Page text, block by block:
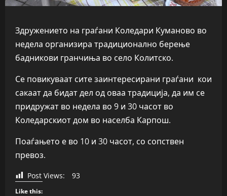
Здружението на граѓани Коледари Куманово во
недела организира традиционално берење
бадникови гранчиња во село Колитско.
Се повикуваат сите заинтересирани граѓани кои
сакаат да бидат дел од оваа традиција, да им се
придружат во недела во 9 и 30 часот во
Коледарскиот дом во населба Карпош.
Поаѓањето е во 10 и 30 часот, со сопствен
превоз.
Post Views: 93
Like this: